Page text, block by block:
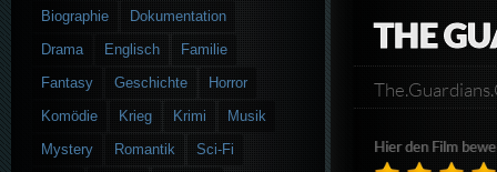
THE
Hier den Film
Biographie
Dokumentation
Drama
Englisch
Familie
Fantasy
Geschichte
Horror
Komödie
Krieg Krimi
Musik
Mystery
Romantik
Sci-Fi